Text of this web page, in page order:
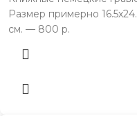
Размер примерно
см. — 800 р.